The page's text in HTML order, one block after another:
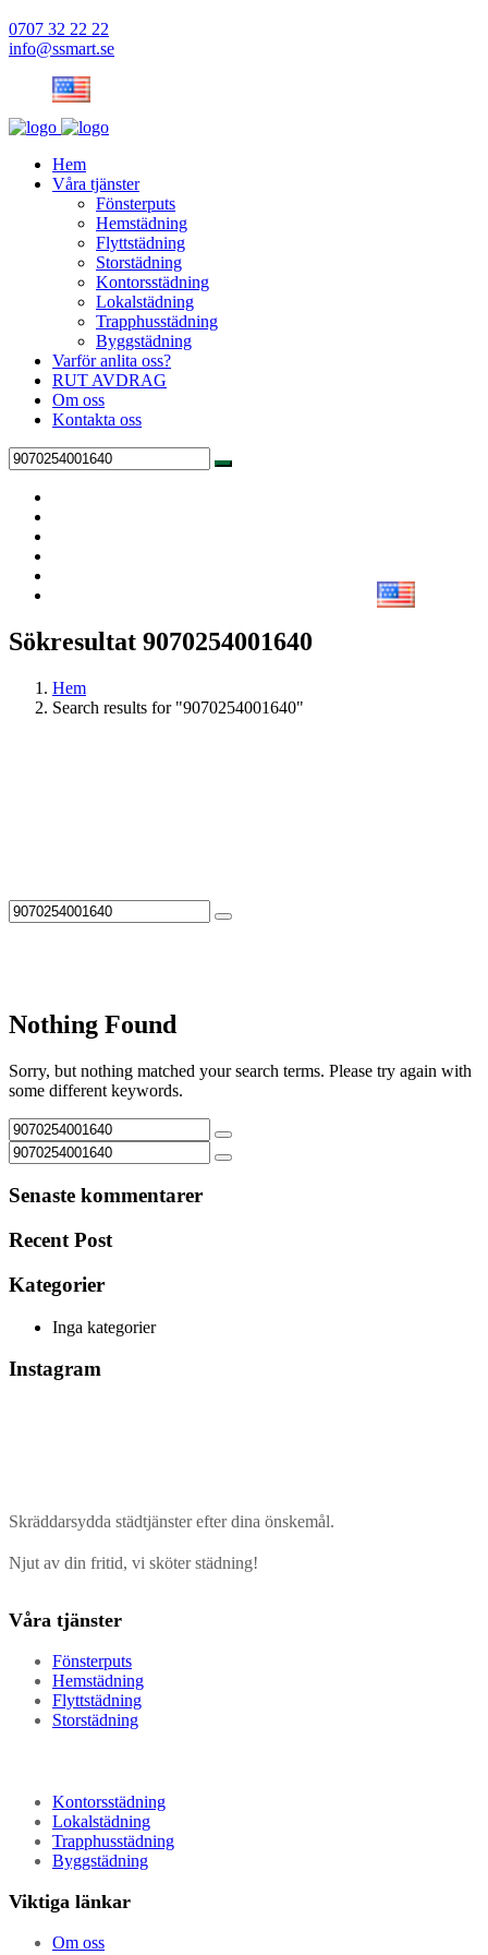
0707 32 22 22
info@ssmart.se
Hem
Våra tjänster
Fönsterputs
Hemstädning
Flyttstädning
Storstädning
Kontorsstädning
Lokalstädning
Trapphusstädning
Byggstädning
Varför anlita oss?
RUT AVDRAG
Om oss
Kontakta oss
Sökresultat 9070254001640
Hem
Search results for "9070254001640"
Nothing Found
Sorry, but nothing matched your search terms. Please try again with
some different keywords.
Senaste kommentarer
Recent Post
Kategorier
Inga kategorier
Instagram
Skräddarsydda städtjänster efter dina önskemål.
Njut av din fritid, vi sköter städning!
Våra tjänster
Fönsterputs
Hemstädning
Flyttstädning
Storstädning
Kontorsstädning
Lokalstädning
Trapphusstädning
Byggstädning
Viktiga länkar
Om oss